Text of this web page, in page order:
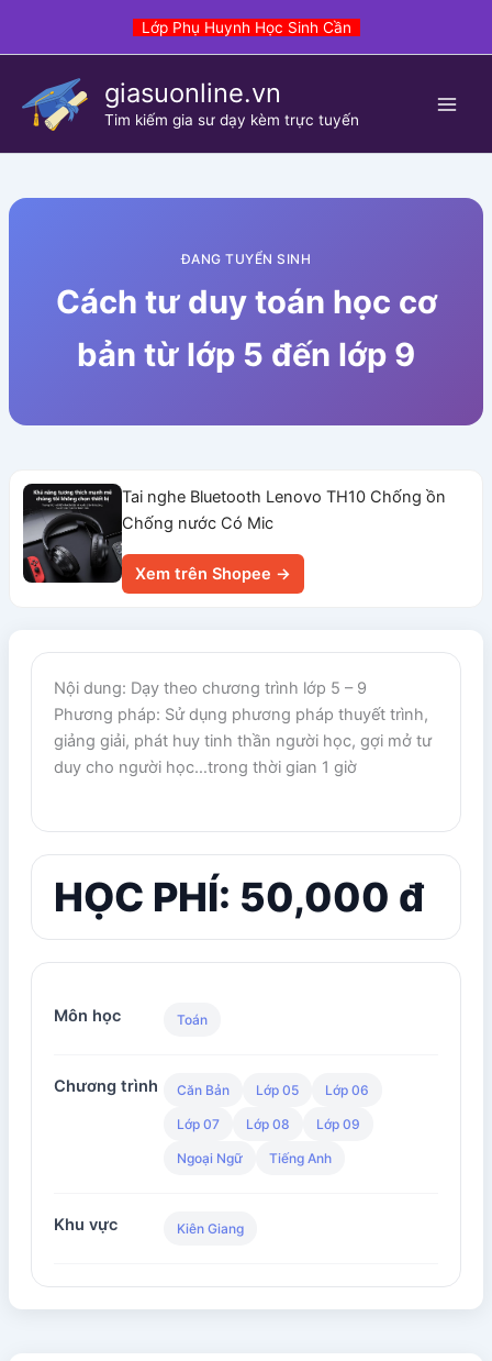
Lớp Phụ Huynh Học Sinh Cần
giasuonline.vn
Tim kiếm gia sư dạy kèm trực tuyến
ĐANG TUYỂN SINH
Cách tư duy toán học cơ
bản từ lớp 5 đến lớp 9
Tai nghe Bluetooth Lenovo TH10 Chống ồn
Chống nước Có Mic
Xem trên Shopee →
Nội dung: Dạy theo chương trình lớp 5 – 9
Phương pháp: Sử dụng phương pháp thuyết trình,
giảng giải, phát huy tinh thần người học, gợi mở tư
duy cho người học…trong thời gian 1 giờ
HỌC PHÍ: 50,000 đ
Môn học Toán
Chương trình Căn Bản Lớp 05 Lớp 06
Lớp 07 Lớp 08 Lớp 09
Ngoại Ngữ Tiếng Anh
Khu vực Kiên Giang